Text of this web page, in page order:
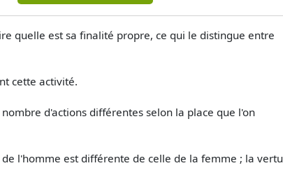
quelle est sa finalité propre, ce qui le distingue entre
cette activité.
d'actions différentes selon la place que l'on
l'homme est différente de celle de la femme ; la vertu